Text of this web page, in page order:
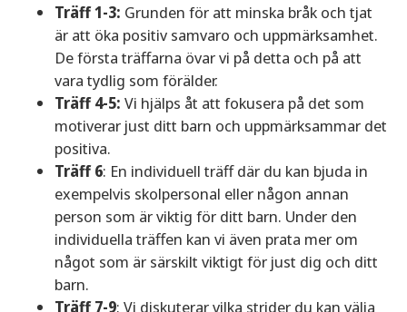
Träff 1-3: Grunden för att minska bråk och tjat
är att öka positiv samvaro och uppmärksamhet.
De första träffarna övar vi på detta och på att
vara tydlig som förälder.
Träff 4-5: Vi hjälps åt att fokusera på det som
motiverar just ditt barn och uppmärksammar det
positiva.
Träff 6: En individuell träff där du kan bjuda in
exempelvis skolpersonal eller någon annan
person som är viktig för ditt barn. Under den
individuella träffen kan vi även prata mer om
något som är särskilt viktigt för just dig och ditt
barn.
Träff 7-9: Vi diskuterar vilka strider du kan välja